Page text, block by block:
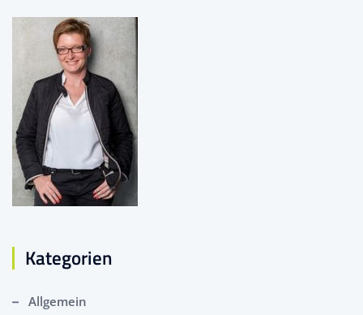
Kategorien
Allgemein